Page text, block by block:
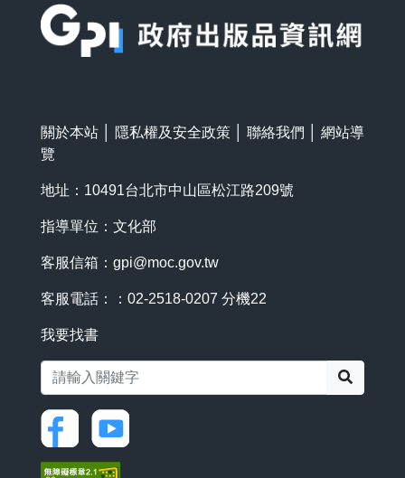
關於本站 隱私權及安全政策 聯絡我們
網站導
覽
地址：10491台北市中山區松江路209號
指導單位：文化部
客服信箱： gpi@moc.gov.tw
客服電話：：02-2518-0207 分機22
我要找書